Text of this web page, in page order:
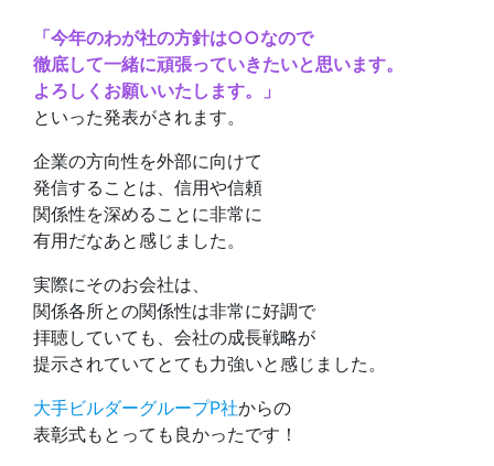
「今年のわが社の方針は○○なので
徹底して一緒に頑張っていきたいと思います。
よろしくお願いいたします。」
といった発表がされます。
企業の方向性を外部に向けて
発信することは、信用や信頼
関係性を深めることに非常に
有用だなあと感じました。
実際にそのお会社は、
関係各所との関係性は非常に好調で
拝聴していても、会社の成長戦略が
提示されていてとても力強いと感じました。
大手ビルダーグループP社からの
表彰式もとっても良かったです！